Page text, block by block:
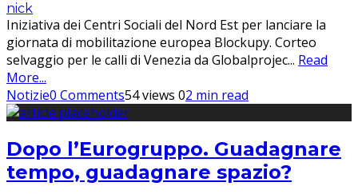
nick
Iniziativa dei Centri Sociali del Nord Est per lanciare la
giornata di mobilitazione europea Blockupy. Corteo
selvaggio per le calli di Venezia da Globalprojec... Read
More...
Notizie0 Comments54 views 02 min read
Dopo l’Eurogruppo. Guadagnare
tempo, guadagnare spazio?